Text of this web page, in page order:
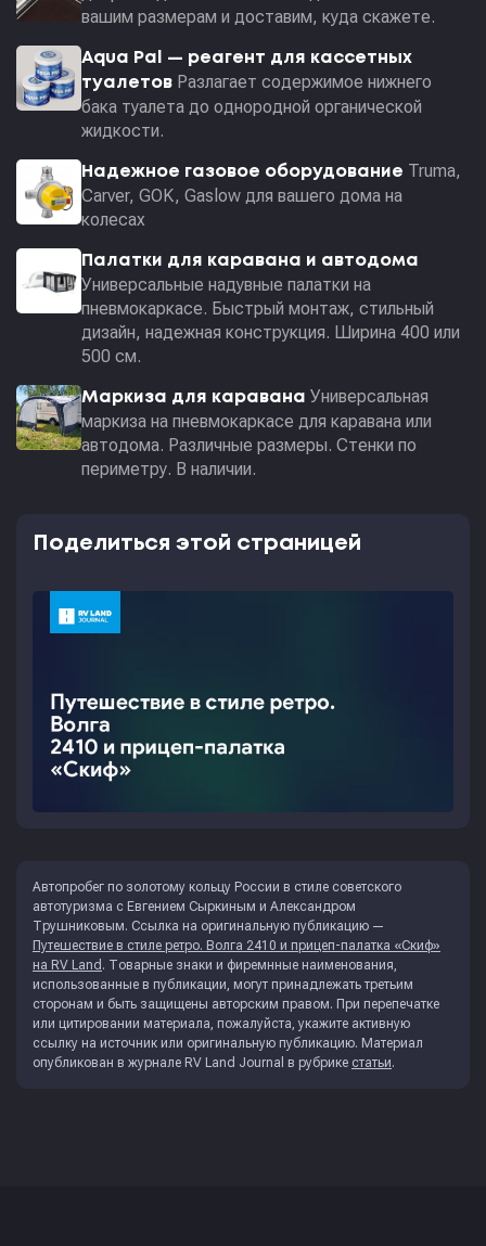
вашим размерам и доставим, куда скажете.
Aqua Pal — pеагент для кассетных
туалетов Разлагает содержимое нижнего
бака туалета до однородной органической
жидкости.
Надежное газовое оборудование Truma,
Carver, GOK, Gaslow для вашего дома на
колесах
Палатки для каравана и автодома
Универсальные надувные палатки на
пневмокаркасе. Быстрый монтаж, стильный
дизайн, надежная конструкция. Ширина 400 или
500 см.
Маркиза для каравана Универсальная
маркиза на пневмокаркасе для каравана или
автодома. Различные размеры. Стенки по
периметру. В наличии.
Поделиться этой страницей
Автопробег по золотому кольцу России в стиле советского
автотуризма с Евгением Сыркиным и Александром
Трушниковым. Ссылка на оригинальную публикацию —
Путешествие в стиле ретро. Волга 2410 и прицеп-палатка «Скиф»
на RV Land . Товарные знаки и фиремнные наименования,
использованные в публикации, могут принадлежать третьим
сторонам и быть защищены авторским правом. При перепечатке
или цитировании материала, пожалуйста, укажите активную
ссылку на источник или оригинальную публикацию. Материал
опубликован в журнале RV Land Journal в рубрике статьи.